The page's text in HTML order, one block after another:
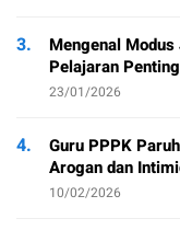
3.
Mengenal
Pelajaran
23/01/2026
4.
Guru PPPK
Arogan dan
10/02/2026